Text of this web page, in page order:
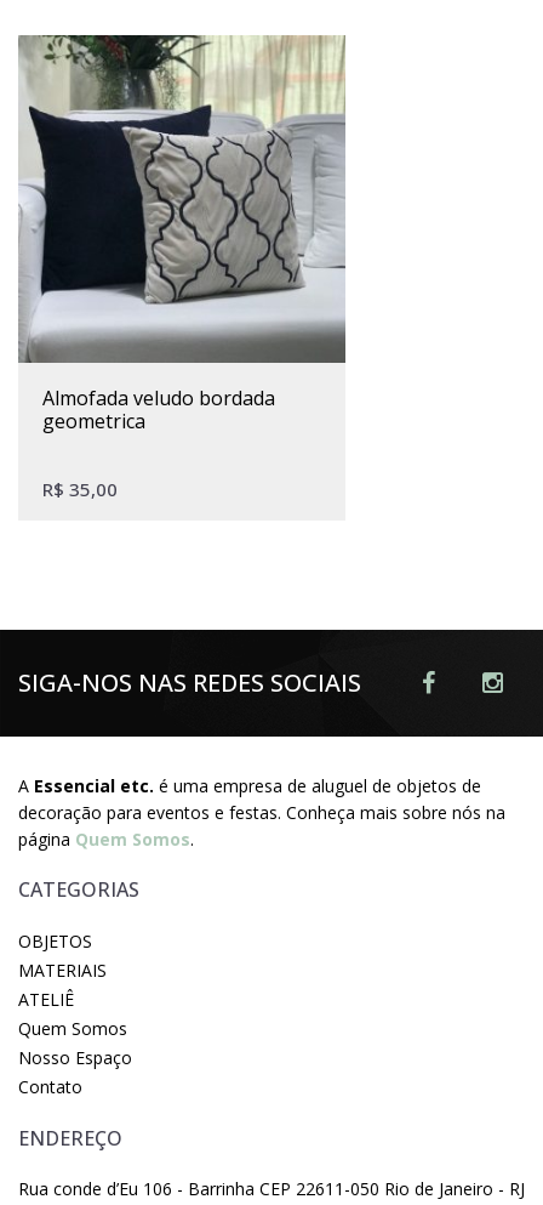
almofada veludo bordada
geometrica
R$ 35,00
SIGA-NOS NAS REDES SOCIAIS
A Essencial etc. é uma empresa de aluguel de objetos de
decoração para eventos e festas. Conheça mais sobre nós na
página Quem Somos.
CATEGORIAS
OBJETOS
MATERIAIS
ATELIÊ
Quem Somos
Nosso Espaço
Contato
ENDEREÇO
Rua conde d’Eu 106 - Barrinha CEP 22611-050 Rio de Janeiro - RJ